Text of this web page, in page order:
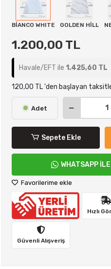
BİANCO WHITE GOLDEN HİLL
1.200,00 TL
Havale/EFT ile 1.425,60 TL
120,00 TL 'den başlayan
Adet
Sepete Ekle
WHATSAPP
Favorilerime ekle
Hızlı
Güvenli Alışveriş